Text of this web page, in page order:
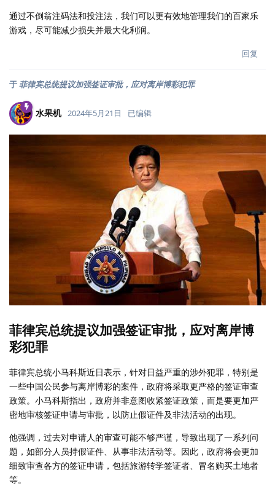
通过不倒翁注码法和投注法，我们可以更有效地管理我们的百家乐
游戏，尽可能减少损失并最大化利润。
回复
于菲律宾总统提议加强签证审批，应对离岸博彩犯罪
水果机 2024年5月21日 已编辑
菲律宾总统提议加强签证审批，应对离岸博
彩犯罪
菲律宾总统小马科斯近日表示，针对日益严重的涉外犯罪，特别是
一些中国公民参与离岸博彩的案件，政府将采取更严格的签证审查
政策。小马科斯指出，政府并非意图收紧签证政策，而是要更加严
密地审核签证申请与审批，以防止假证件及非法活动的出现。
他强调，过去对申请人的审查可能不够严谨，导致出现了一系列问
题，如部分人员持假证件、从事非法活动等。因此，政府将会更加
细致审查各方的签证申请，包括旅游转学签证者、冒名购买土地者
等。